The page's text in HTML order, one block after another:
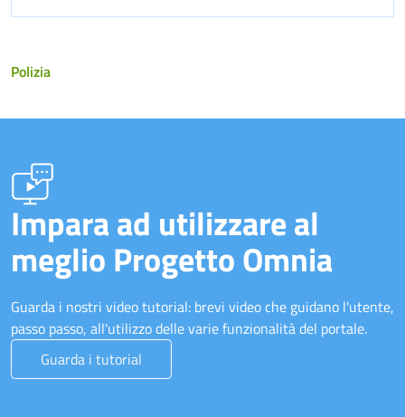
Polizia
Impara ad utilizzare al
meglio Progetto Omnia
Guarda i nostri video tutorial: brevi video che guidano l'utente,
passo passo, all'utilizzo delle varie funzionalità del portale.
Guarda i tutorial